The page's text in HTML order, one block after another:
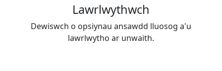
Lawrlwythwch
Dewiswch o opsiynau ansawdd lluosog a'u
lawrlwytho ar unwaith.